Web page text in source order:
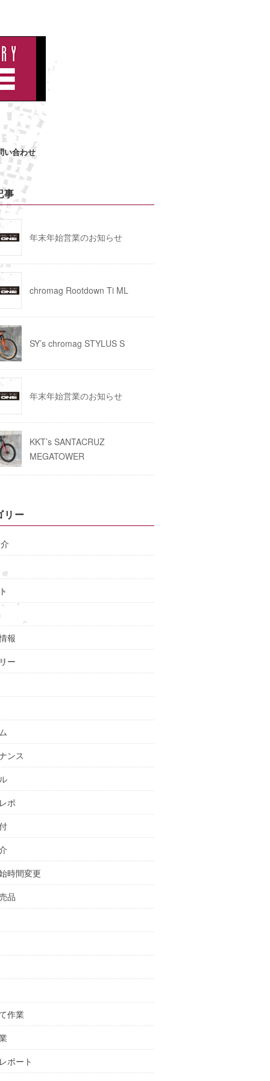
い合わせ
事
年末年始営業のお知らせ
chromag Rootdown Ti ML
SY’s chromag STYLUS S
年末年始営業のお知らせ
KKT’s SANTACRUZ
MEGATOWER
リー
報
ー
ンス
ポ
時間変更
品
作業
ポート